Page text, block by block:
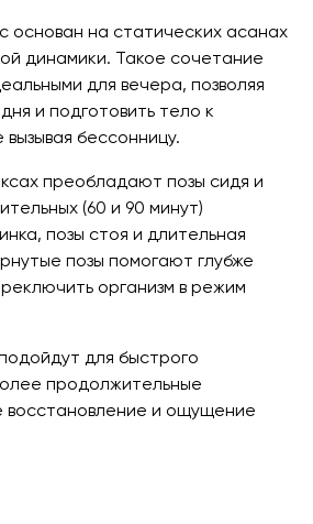
основан на статических асанах
динамики. Такое сочетание
для вечера, позволяя
и подготовить тело к
бессонницу.
преобладают позы сидя и
(60 и 90 минут)
позы стоя и длительная
позы помогают глубже
организм в режим
для быстрого
продолжительные
восстановление и ощущение